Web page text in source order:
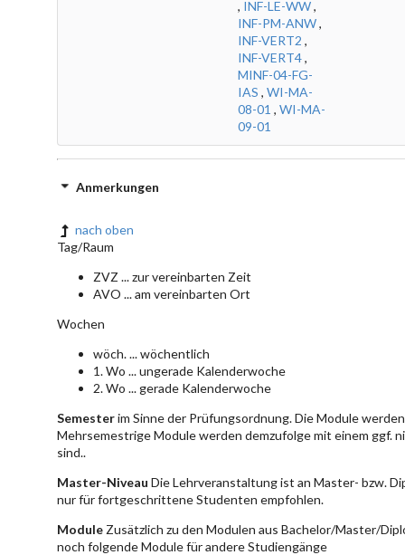
, INF-LE-WW,
INF-PM-ANW,
INF-VERT2 ,
INF-VERT4,
MINF-04-FG-
IAS , WI-MA-
08-01 , WI-MA-
09-01
Anmerkungen
nach oben
Tag/Raum
ZVZ ... zur vereinbarten Zeit
AVO ... am vereinbarten Ort
Wochen
wöch. ... wöchentlich
1. Wo ... ungerade Kalenderwoche
2. Wo ... gerade Kalenderwoche
Semesterim Sinne der Prüfungsordnung. Die Module
Mehrsemestrige Module werden demzufolge mit einem ggf.
sind..
Master-Niveau Die Lehrveranstaltung ist an Master- bzw.
nur für fortgeschrittene Studenten empfohlen.
Module Zusätzlich zu den Modulen aus Bachelor/Master/
noch folgende Module für andere Studiengänge